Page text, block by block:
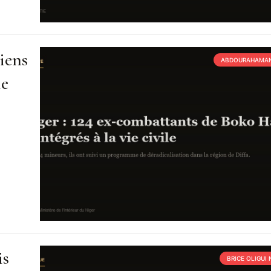
BRICE OLIGUI